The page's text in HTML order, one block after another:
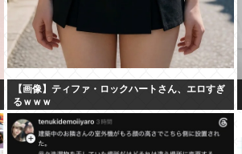
【画像】ティファ・ロックハートさん、エロすぎ
るｗｗｗ